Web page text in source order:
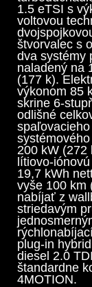
1.5 eTSI s
voltovou
štvorvalec s
dva systémy
naladený na
(177 k).
výkonom 85
skrine 6-
odlišné
200 kW (272
lítiovo-
19,7 kWh
vyše 100 km
nabíjať z
striedavým
plug-in
diesel 2.0
štandardne
4MOTION.